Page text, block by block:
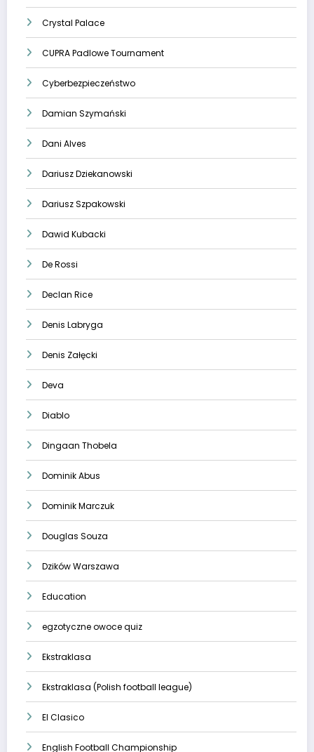
Crystal Palace
CUPRA Padlowe Tournament
Cyberbezpieczeństwo
Damian Szymański
Dani Alves
Dariusz Dziekanowski
Dariusz Szpakowski
Dawid Kubacki
De Rossi
Declan Rice
Denis Labryga
Denis Załęcki
Deva
Diablo
Dingaan Thobela
Dominik Abus
Dominik Marczuk
Douglas Souza
Dzików Warszawa
Education
egzotyczne owoce quiz
Ekstraklasa
Ekstraklasa (Polish football league)
El Clasico
English Football Championship